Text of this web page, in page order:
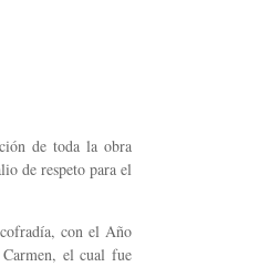
de toda la obra
de respeto para el
con el Año
el cual fue